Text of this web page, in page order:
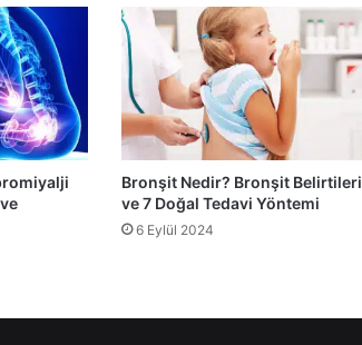
Bronşit Nedir? Bronşit Belirtileri
ve 7 Doğal Tedavi Yöntemi
6 Eylül 2024